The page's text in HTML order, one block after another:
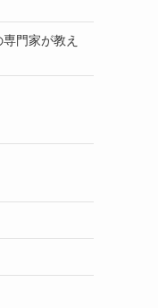
門家が教え